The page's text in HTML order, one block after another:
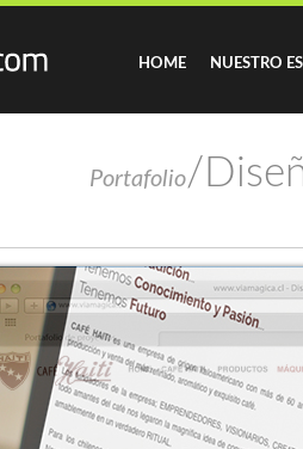
HOME NUESTRO
Portafolio/